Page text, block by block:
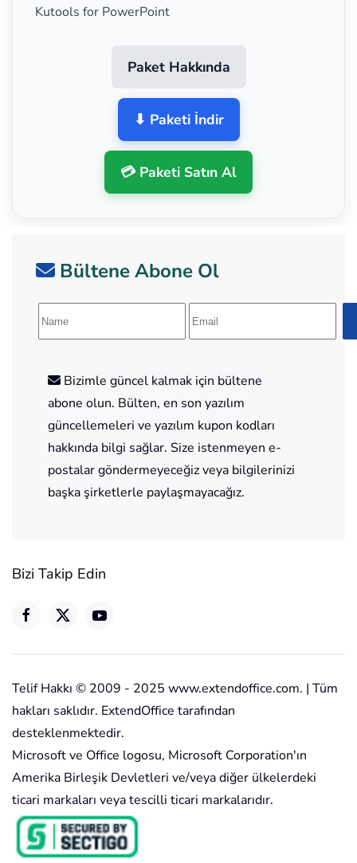
Kutools for PowerPoint
Paket Hakkında
⬇ Paketi İndir
💳 Paketi Satın Al
Bültene Abone Ol
Bizimle güncel kalmak için bültene
abone olun. Bülten, en son yazılım
güncellemeleri ve yazılım kupon kodları
hakkında bilgi sağlar. Size istenmeyen e-
postalar göndermeyeceğiz veya bilgilerinizi
başka şirketlerle paylaşmayacağız.
Bizi Takip Edin
Telif Hakkı © 2009 - 2025 www.extendoffice.com. | Tüm
hakları saklıdır. ExtendOffice tarafından
desteklenmektedir.
Microsoft ve Office logosu, Microsoft Corporation'ın
Amerika Birleşik Devletleri ve/veya diğer ülkelerdeki
ticari markaları veya tescilli ticari markalarıdır.